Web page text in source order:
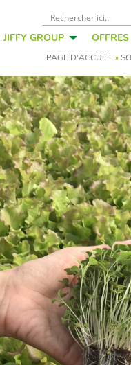
JIFFY GROUP OFFRES
PAGE D'ACCUEIL»